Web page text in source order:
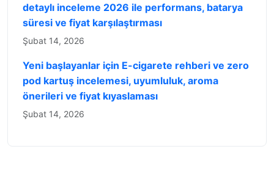
detaylı inceleme 2026 ile performans, batarya
süresi ve fiyat karşılaştırması
Şubat 14, 2026
Yeni başlayanlar için E-cigarete rehberi ve zero
pod kartuş incelemesi, uyumluluk, aroma
önerileri ve fiyat kıyaslaması
Şubat 14, 2026